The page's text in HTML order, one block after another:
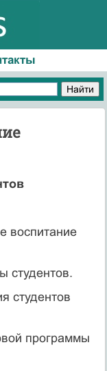
воспитание
студентов.
студентов
программы